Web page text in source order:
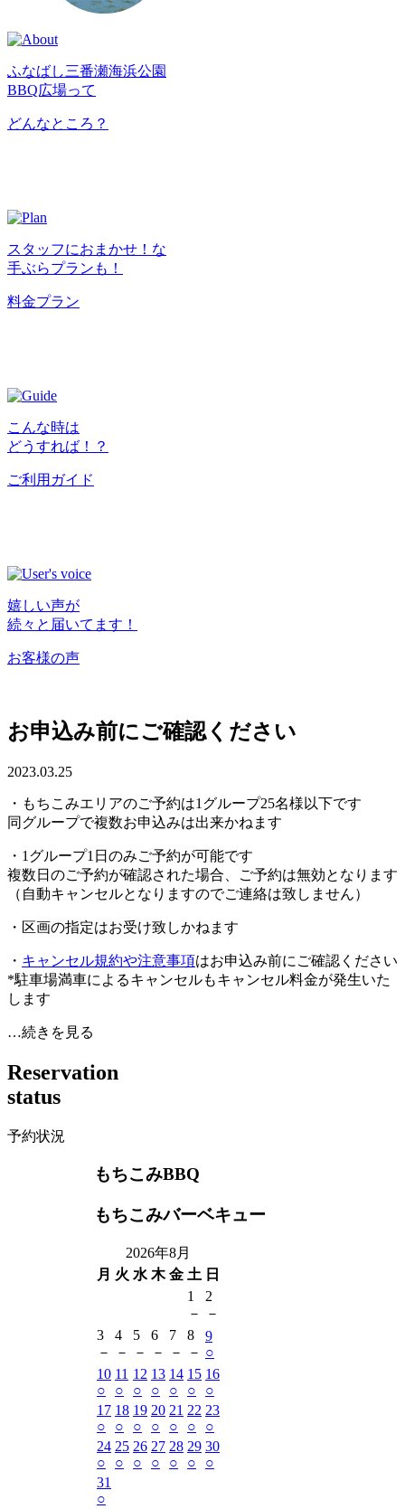
ふなばし三番瀬海浜公園
BBQ広場って
どんなところ？
スタッフにおまかせ！な
手ぶらプランも！
料金プラン
こんな時は
どうすれば！？
ご利用ガイド
嬉しい声が
続々と届いてます！
お客様の声
お申込み前にご確認ください
2023.03.25
・もちこみエリアのご予約は1グループ25名様以下です
同グループで複数お申込みは出来かねます
・1グループ1日のみご予約が可能です
複数日のご予約が確認された場合、ご予約は無効となります
（自動キャンセルとなりますのでご連絡は致しません）
・区画の指定はお受け致しかねます
・ キャンセル規約や注意事項はお申込み前にご確認ください
*駐車場満車によるキャンセルもキャンセル料金が発生いた
します
…続きを見る
Reservation
status
予約状況
もちこみBBQ
もちこみバーベキュー
2026年8月
月 火 水 木 金 土 日
1
－
2
－
3
－
4
－
5
－
6
－
7
－
8
－
9
○
10
○
11
○
12
○
13
○
14
○
15
○
16
○
17
○
18
○
19
○
20
○
21
○
22
○
23
○
24
○
25
○
26
○
27
○
28
○
29
○
30
○
31
○